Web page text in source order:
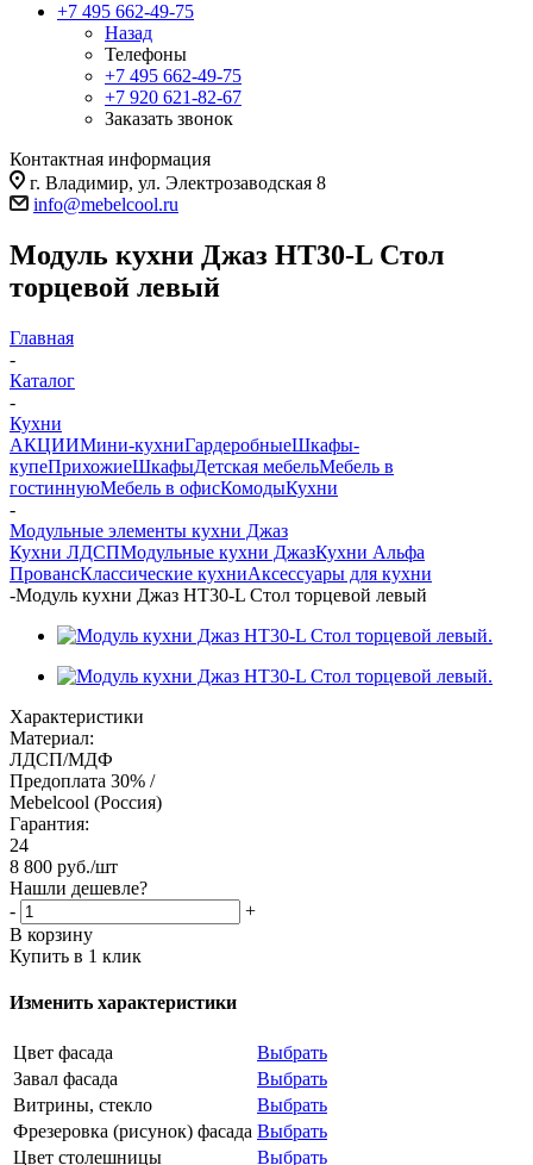
+7 495 662-49-75
Назад
Телефоны
+7 495 662-49-75
+7 920 621-82-67
Заказать звонок
Контактная информация
г. Владимир, ул. Электрозаводская 8
info@mebelcool.ru
Модуль кухни Джаз НТ30-L Стол
торцевой левый
Главная
-
Каталог
-
Кухни
АКЦИИМини-кухниГардеробныеШкафы-
купеПрихожиеШкафыДетская мебельМебель в
гостиннуюМебель в офисКомодыКухни
-
Модульные элементы кухни Джаз
Кухни ЛДСПМодульные кухни ДжазКухни Альфа
ПровансКлассические кухниАксессуары для кухни
-Модуль кухни Джаз НТ30-L Стол торцевой левый
Характеристики
Материал:
ЛДСП/МДФ
Предоплата 30% /
Mebelcool (Россия)
Гарантия:
24
8 800 руб./шт
Нашли дешевле?
-
+
В корзину
Купить в 1 клик
Изменить характеристики
Цвет фасада
Выбрать
Завал фасада
Выбрать
Витрины, стекло
Выбрать
Фрезеровка (рисунок) фасада Выбрать
Цвет столешницы
Выбрать